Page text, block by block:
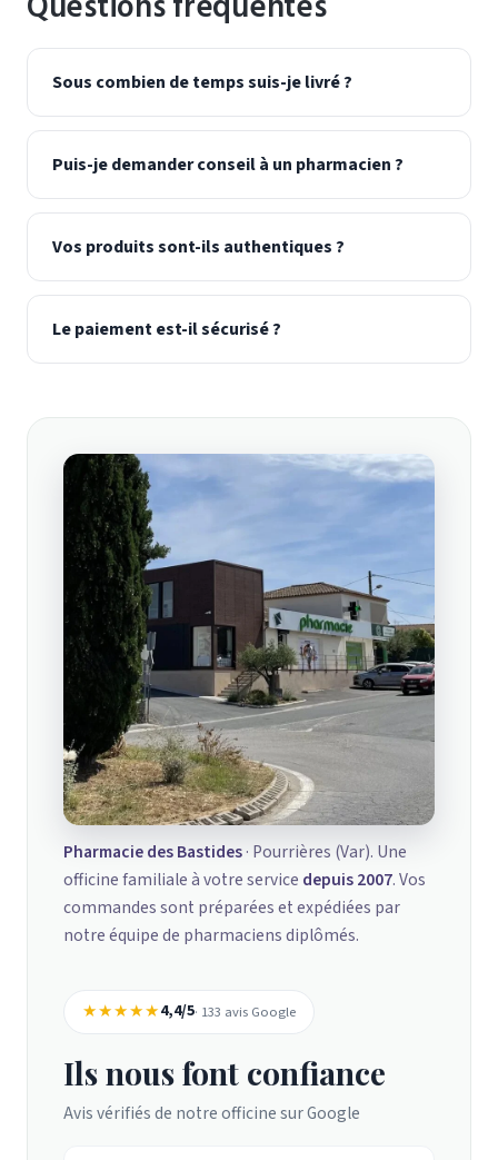
Sous combien de temps suis-je livré ?
Puis-je demander conseil à un pharmacien ?
Vos produits sont-ils authentiques ?
Le paiement est-il sécurisé ?
Pharmacie des Bastides· Pourrières (Var). Une
officine familiale à votre service depuis 2007. Vos
commandes sont préparées et expédiées par
notre équipe de pharmaciens diplômés.
★★★★★4,4/5· 133 avis Google
Ils nous font confiance
Avis vérifiés de notre officine sur Google